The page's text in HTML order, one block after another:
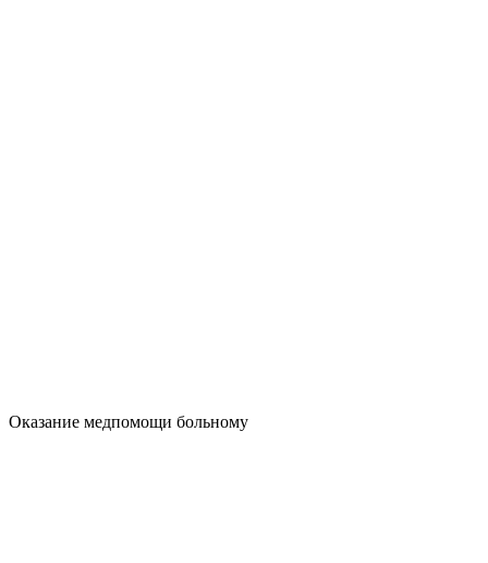
Оказание медпомощи больному